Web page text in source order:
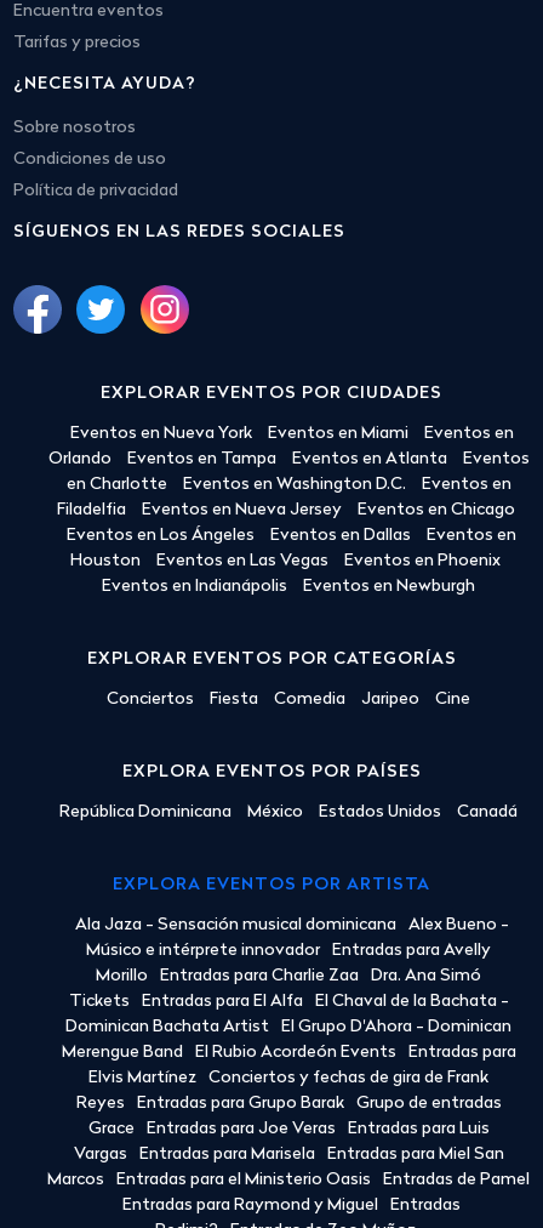
Encuentra eventos
Tarifas y precios
¿NECESITA AYUDA?
Sobre nosotros
Condiciones de uso
Política de privacidad
SÍGUENOS EN LAS REDES SOCIALES
EXPLORAR EVENTOS POR CIUDADES
Eventos en Nueva York Eventos en Miami
Eventos en
Orlando
Eventos en Tampa Eventos en Atlanta
Eventos
en Charlotte
Eventos en Washington D.C.
Eventos en
Filadelfia
Eventos en Nueva Jersey
Eventos en Chicago
Eventos en Los Ángeles
Eventos en Dallas
Eventos en
Houston
Eventos en Las Vegas
Eventos en Phoenix
Eventos en Indianápolis
Eventos en Newburgh
EXPLORAR EVENTOS POR CATEGORÍAS
Conciertos Fiesta Comedia Jaripeo Cine
EXPLORA EVENTOS POR PAÍSES
República Dominicana México Estados Unidos Canadá
EXPLORA EVENTOS POR ARTISTA
Ala Jaza - Sensación musical dominicana
Alex Bueno -
Músico e intérprete innovador
Entradas para Avelly
Morillo
Entradas para Charlie Zaa
Dra. Ana Simó
Tickets
Entradas para El Alfa
El Chaval de la Bachata -
Dominican Bachata Artist
El Grupo D'Ahora - Dominican
Merengue Band
El Rubio Acordeón Events
Entradas para
Elvis Martínez
Conciertos y fechas de gira de Frank
Reyes
Entradas para Grupo Barak
Grupo de entradas
Grace
Entradas para Joe Veras
Entradas para Luis
Vargas
Entradas para Marisela
Entradas para Miel San
Marcos
Entradas para el Ministerio Oasis
Entradas de Pamel
Entradas para Raymond y Miguel
Entradas